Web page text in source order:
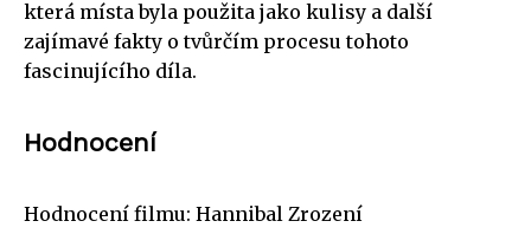
která místa byla použita jako kulisy a další
zajímavé fakty o tvůrčím procesu tohoto
fascinujícího díla.
Hodnocení
Hodnocení filmu: Hannibal Zrození